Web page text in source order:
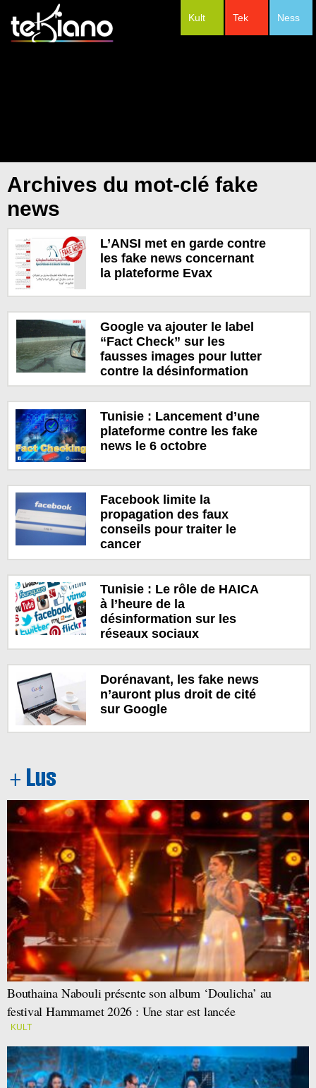
Ness
Tek
Kult
Archives du mot-clé fake
news
L’ANSI met en garde contre
les fake news concernant
la plateforme Evax
Google va ajouter le label
“Fact Check” sur les
fausses images pour lutter
contre la désinformation
Tunisie : Lancement d’une
plateforme contre les fake
news le 6 octobre
Facebook limite la
propagation des faux
conseils pour traiter le
cancer
Tunisie : Le rôle de HAICA
à l’heure de la
désinformation sur les
réseaux sociaux
Dorénavant, les fake news
n’auront plus droit de cité
sur Google
Bouthaina Nabouli présente son album ‘Doulicha’ au
festival Hammamet 2026 : Une star est lancée
KULT